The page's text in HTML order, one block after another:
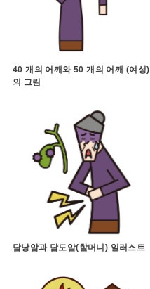
40 개의 어깨와 50 개의 어깨 (여성)
의 그림
담낭암과 담도암(할머니) 일러스트